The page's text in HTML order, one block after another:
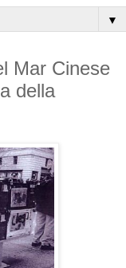
▼
Mar Cinese
della